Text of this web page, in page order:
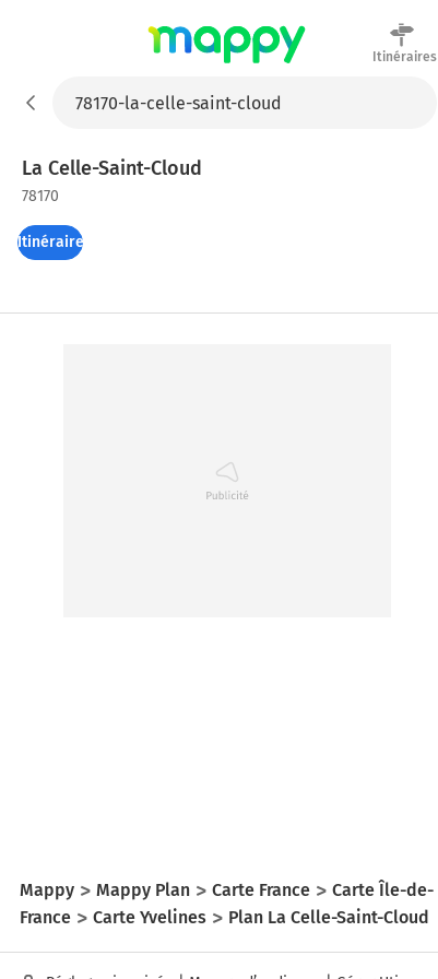
Itinéraires
La Celle-Saint-Cloud
78170
Itinéraires
Mappy Mappy Plan Carte France
Carte Île-de-
France
Carte Yvelines Plan La Celle-Saint-Cloud